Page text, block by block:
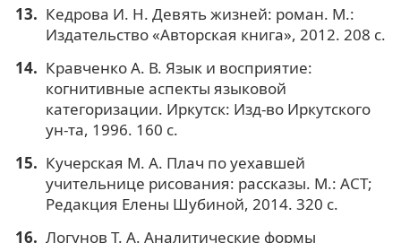
Кедрова И. Н. Девять жизней: роман. М.:
Издательство «Авторская книга», 2012. 208 с.
Кравченко А. В. Язык и восприятие:
когнитивные аспекты языковой
категоризации. Иркутск: Изд-во Иркутского
ун-та, 1996. 160 с.
Кучерская М. А. Плач по уехавшей
учительнице рисования: рассказы. М.: АСТ;
Редакция Елены Шубиной, 2014. 320 с.
Логунов Т. А. Аналитические формы